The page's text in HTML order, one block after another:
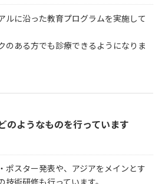
ルに沿った教育プログラムを実施して
のある方でも診療できるようになりま
のようなものを行っています
ポスター発表や、アジアをメインとす